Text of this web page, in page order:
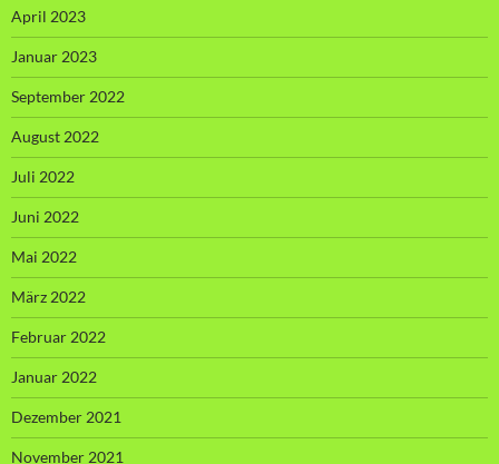
April 2023
Januar 2023
September 2022
August 2022
Juli 2022
Juni 2022
Mai 2022
März 2022
Februar 2022
Januar 2022
Dezember 2021
November 2021